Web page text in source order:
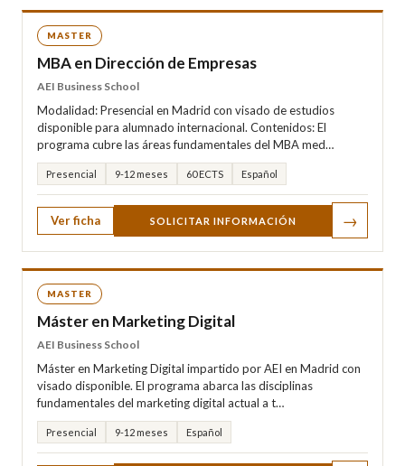
MASTER
MBA en Dirección de Empresas
AEI Business School
Modalidad: Presencial en Madrid con visado de estudios
disponible para alumnado internacional. Contenidos: El
programa cubre las áreas fundamentales del MBA med…
Presencial 9-12 meses 60 ECTS Español
Ver ficha SOLICITAR INFORMACIÓN →
MASTER
Máster en Marketing Digital
AEI Business School
Máster en Marketing Digital impartido por AEI en Madrid con
visado disponible. El programa abarca las disciplinas
fundamentales del marketing digital actual a t…
Presencial 9-12 meses Español